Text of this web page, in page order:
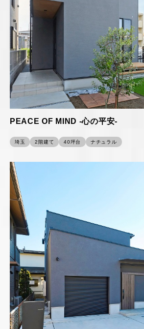
PEACE OF MIND -心の平安-
埼玉 2階建て 40坪台 ナチュラル